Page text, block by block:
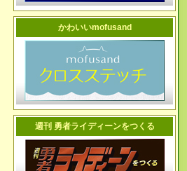
かわいいmofusand
週刊 勇者ライディーンをつくる